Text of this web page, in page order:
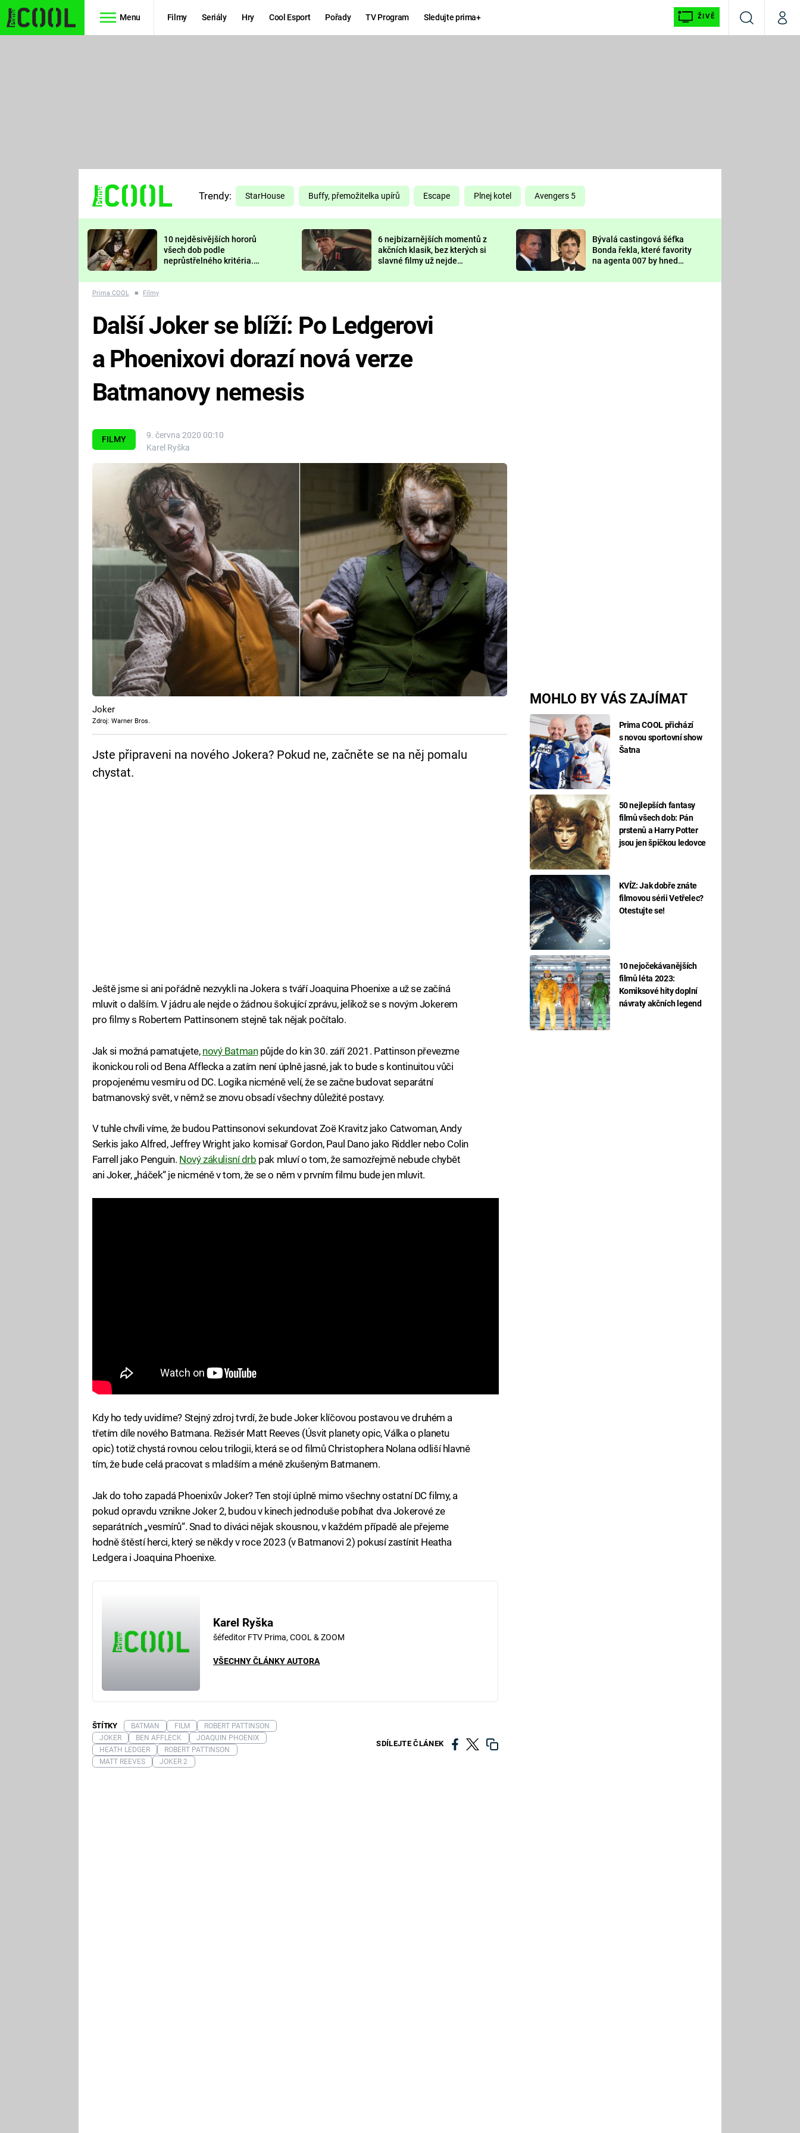
Menu Filmy Seriály Hry Cool Esport Pořady TV Program Sledujte prima+ ŽIVĚ
VyhledáváníMůj
TŘESKU
FUTURAMA
PREDÁTOR
DELIVERANCE
KOMEDIE
CHUCK
NORRIS
DEADPOOL
Prima LAJK
Sledujte nás
Trendy: StarHouse Buffy, přemožitelka upírů Escape Plnej kotel Avengers 5
10 nejděsivějších hororů
všech dob podle
neprůstřelného kritéria.
nejvíc zvednou tep?
6 nejbizarnějších momentů z
akčních klasik, bez kterých si
slavné filmy už nejde
Bývalá castingová šéfka
Bonda řekla, které favority
na agenta 007 by hned
Prima COOL ■ Filmy
FILMY
9. června 2020 00:10
Karel Ryška
MOHLO BY VÁS ZAJÍMAT
Prima COOL přichází
s novou sportovní show
Šatna
50 nejlepších fantasy
filmů všech dob: Pán
prstenů a Harry Potter
jsou jen špičkou ledovce
KVÍZ: Jak dobře znáte
filmovou sérii Vetřelec?
Otestujte se!
10 nejočekávanějších
filmů léta 2023:
Komiksové hity doplní
návraty akčních legend
Další Joker se blíží: Po Ledgerovi
a Phoenixovi dorazí nová verze
Batmanovy nemesis
Joker
Zdroj: Warner Bros.
Jste připraveni na nového Jokera? Pokud ne, začněte se na něj pomalu
chystat.
Ještě jsme si ani pořádně nezvykli na Jokera s tváří Joaquina Phoenixe a už se začíná
mluvit o dalším. V jádru ale nejde o žádnou šokující zprávu, jelikož se s novým Jokerem
pro filmy s Robertem Pattinsonem stejně tak nějak počítalo.
Jak si možná pamatujete, nový Batmanpůjde do kin 30. září 2021. Pattinson převezme
ikonickou roli od Bena Afflecka a zatím není úplně jasné, jak to bude s kontinuitou vůči
propojenému vesmíru od DC. Logika nicméně velí, že se začne budovat separátní
batmanovský svět, v němž se znovu obsadí všechny důležité postavy.
V tuhle chvíli víme, že budou Pattinsonovi sekundovat Zoë Kravitz jako Catwoman, Andy
Serkis jako Alfred, Jeffrey Wright jako komisař Gordon, Paul Dano jako Riddler nebo Colin
Farrell jako Penguin. Nový zákulisní drb pak mluví o tom, že samozřejmě nebude chybět
ani Joker, „háček“ je nicméně v tom, že se o něm v prvním filmu bude jen mluvit.
Kdy ho tedy uvidíme? Stejný zdroj tvrdí, že bude Joker klíčovou postavou ve druhém a
třetím díle nového Batmana. Režisér Matt Reeves (Úsvit planety opic, Válka o planetu
opic) totiž chystá rovnou celou trilogii, která se od filmů Christophera Nolana odliší hlavně
tím, že bude celá pracovat s mladším a méně zkušeným Batmanem.
Jak do toho zapadá Phoenixův Joker? Ten stojí úplně mimo všechny ostatní DC filmy, a
pokud opravdu vznikne Joker 2, budou v kinech jednoduše pobíhat dva Jokerové ze
separátních „vesmírů“. Snad to diváci nějak skousnou, v každém případě ale přejeme
hodně štěstí herci, který se někdy v roce 2023 (v Batmanovi 2) pokusí zastínit Heatha
Ledgera i Joaquina Phoenixe.
Karel Ryška
šéfeditor FTV Prima, COOL & ZOOM
VŠECHNY ČLÁNKY AUTORA
SDÍLEJTE ČLÁNEK
ŠTÍTKY BATMAN FILM
ROBERT PATTINSON
JOKER
BEN AFFLECK
JOAQUIN PHOENIX
HEATH LEDGER
ROBERT PATTINSON
MATT REEVES
JOKER 2